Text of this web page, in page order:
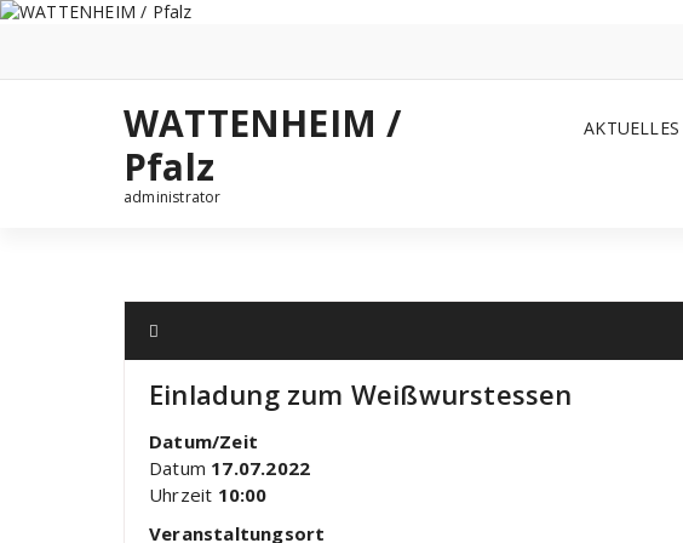
Zum
WATTENHEIM /
Pfalz
administrator
AKTUELLES
Einladung zum Weißwurstessen
Datum/Zeit
Datum 17.07.2022
Uhrzeit 10:00
Veranstaltungsort